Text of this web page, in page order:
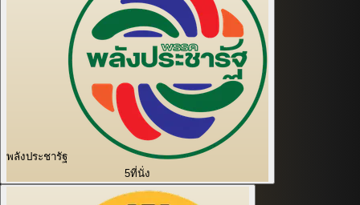
พลังประชารัฐ
5ที่นั่ง